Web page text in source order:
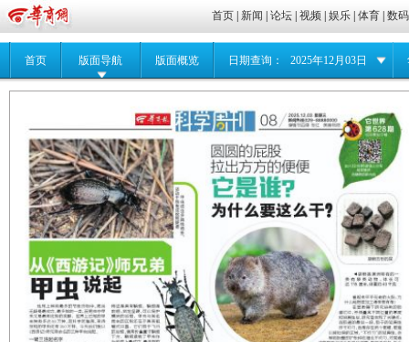
首页 |新闻 |论坛 |视频 |娱乐 |体育 |数码
首页 版面导航 版面概览 日期查询： 2025年12月03日